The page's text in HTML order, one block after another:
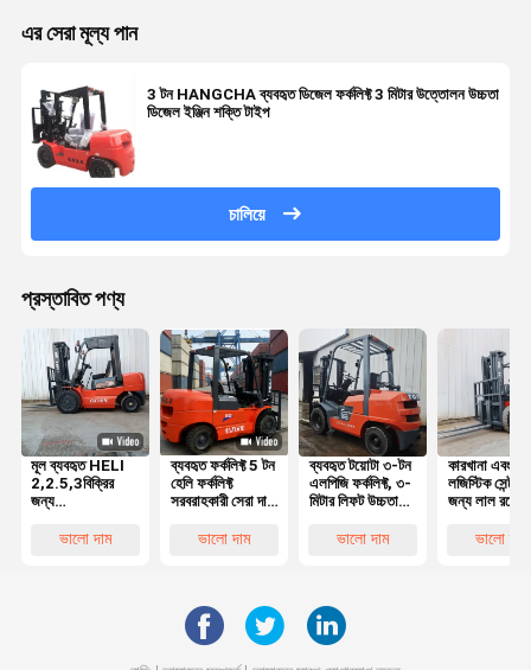
এর সেরা মূল্য পান
3 টন HANGCHA ব্যবহৃত ডিজেল ফর্কলিফ্ট 3 মিটার উত্তোলন উচ্চতা
ডিজেল ইঞ্জিন শক্তি টাইপ
চালিয়ে
প্রস্তাবিত পণ্য
মূল ব্যবহৃত HELI
2,2.5,3বিক্রির
জন্য
দামের সাথে চমৎকার
ভালো দাম
ব্যবহৃত ফর্কলিফ্ট 5 টন
হেলি ফর্কলিফ্ট
সরবরাহকারী সেরা দাম
হেলি 50 5 টন
ভালো দাম
ব্যবহৃত টয়োটা ৩-টন
এলপিজি ফর্কলিফ্ট, ৩-
মিটার লিফট উচ্চতা
হাইড্রোলিক সিস্টেম
ভালো দাম
কারখানা এবং
লজিস্টিক
জন্য লাল রঙের
ডিজেল ফর্কলিফ্ট
ভালো দাম